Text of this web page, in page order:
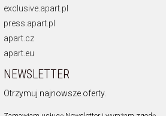
exclusive.apart.pl
press.apart.pl
apart.cz
apart.eu
NEWSLETTER
Otrzymuj najnowsze oferty.